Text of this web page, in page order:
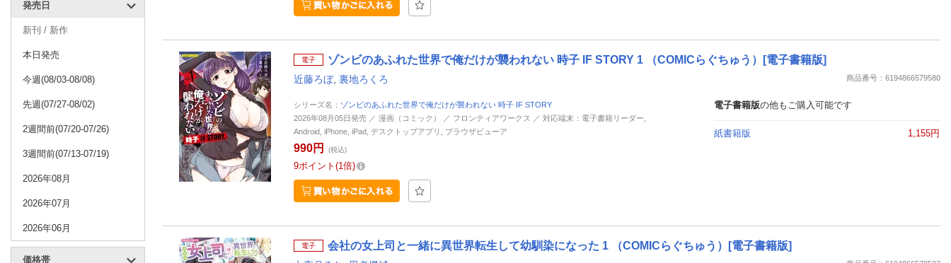
発売日
新刊 / 新作
本日発売
今週(08/03-08/08)
先週(07/27-08/02)
2週間前(07/20-07/26)
3週間前(07/13-07/19)
2026年08月
2026年07月
2026年06月
価格帯
電子 ゾンビのあふれた世界で俺だけが襲われない 時子 IF STORY 1 （COMICらぐちゅう）[電子書籍版]
近藤ろぼ, 裏地ろくろ 商品番号：6194866579580
シリーズ名： ゾンビのあふれた世界で俺だけが襲われない 時子 IF STORY
2026年08月05日発売 ／ 漫画（コミック） ／ フロンティアワークス ／ 対応端末：電子書籍リーダー,
Android, iPhone, iPad, デスクトップアプリ, ブラウザビューア
990円 (税込)
9ポイント 1倍
電子書籍版の他もご購入可能です
紙書籍版 1,155円
電子 会社の女上司と一緒に異世界転生して幼馴染になった 1 （COMICらぐちゅう）[電子書籍版]